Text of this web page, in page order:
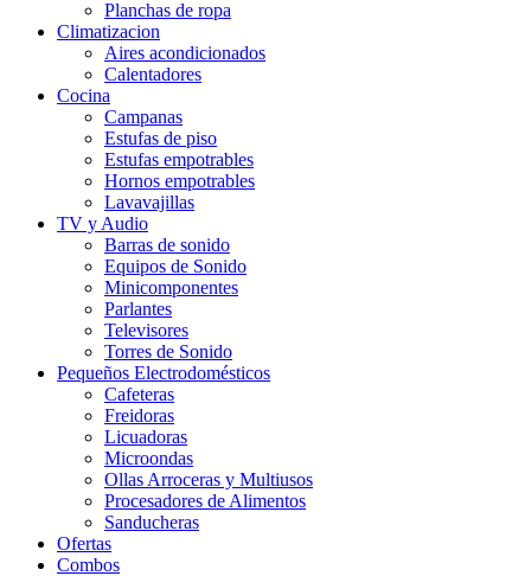
Planchas de ropa
Climatizacion
Aires acondicionados
Calentadores
Cocina
Campanas
Estufas de piso
Estufas empotrables
Hornos empotrables
Lavavajillas
TV y Audio
Barras de sonido
Equipos de Sonido
Minicomponentes
Parlantes
Televisores
Torres de Sonido
Pequeños Electrodomésticos
Cafeteras
Freidoras
Licuadoras
Microondas
Ollas Arroceras y Multiusos
Procesadores de Alimentos
Sanducheras
Ofertas
Combos